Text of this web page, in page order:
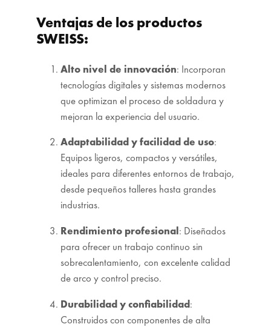
Ventajas de los productos
SWEISS:
Alto nivel de innovación: Incorporan
tecnologías digitales y sistemas modernos
que optimizan el proceso de soldadura y
mejoran la experiencia del usuario.
Adaptabilidad y facilidad de uso:
Equipos ligeros, compactos y versátiles,
ideales para diferentes entornos de trabajo,
desde pequeños talleres hasta grandes
industrias.
Rendimiento profesional: Diseñados
para ofrecer un trabajo continuo sin
sobrecalentamiento, con excelente calidad
de arco y control preciso.
Durabilidad y confiabilidad:
Construidos con componentes de alta